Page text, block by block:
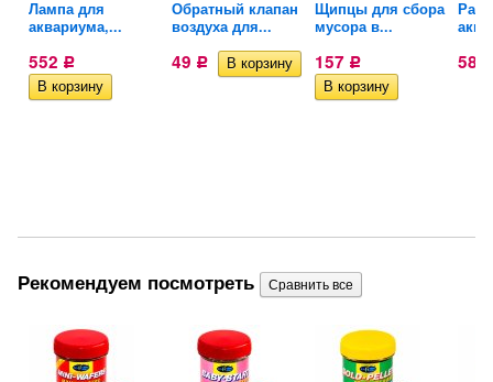
Лампа для
аквариума,...
552 Р
Обратный клапан
воздуха для...
49 Р
Щипцы для сбора
мусора в...
157 Р 58
Рекомендуем посмотреть